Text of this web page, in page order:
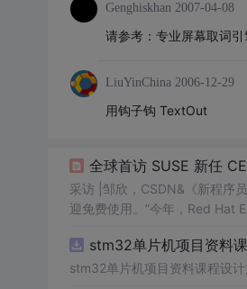
Genghiskhan 2007-04-08
请参考：专业屏幕取词
LiuYinChina 2006-12-29
用钩子钩 TextOut
全球首访 SUSE 新任
采访 |邹欣，CSDN&《新程序
迎免费使用。”今年，Red Hat
stm32单片机项目资料
stm32单片机项目资料课程设